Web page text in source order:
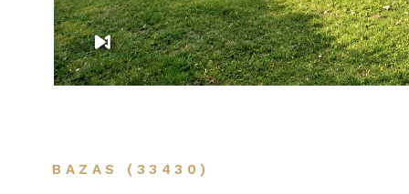
BAZAS (33430)